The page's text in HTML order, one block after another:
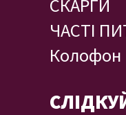
СКАРГИ
ЧАСТІ
Колофон